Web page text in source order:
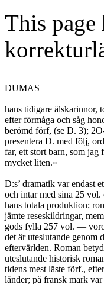
This page
DUMAS
hans tidigare älskarinnor,
efter förmåga och såg
berömd förf, (se D. 3);
presentera D. med följ,
far, ett stort barn, som jag
mycket liten.»
D:s’ dramatik var endast
och intar med sina 25 vol.
hans totala produktion;
jämte reseskildringar,
gods fylla 257 vol. —
det är uteslutande genom
eftervärlden. Roman
uteslutande historisk
tidens mest läste förf.,
länder; på fransk mark